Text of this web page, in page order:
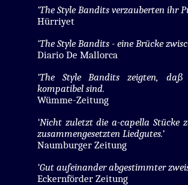
‘The Style Bandits verzauberten ihr
Hürriyet
‘The Style Bandits - eine Brücke
Diario De Mallorca
‘The Style Bandits zeigten,
kompatibel sind.
Wümme-Zeitung
‘Nicht zuletzt die a-capella Stücke
zusammengesetzten Liedgutes.’
Naumburger Zeitung
‘Gut aufeinander abgestimmter
Eckernförder Zeitung